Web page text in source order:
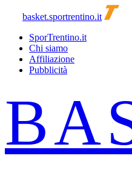
basket.sportrentino.it
SporTrentino.it
Chi siamo
Affiliazione
Pubblicità